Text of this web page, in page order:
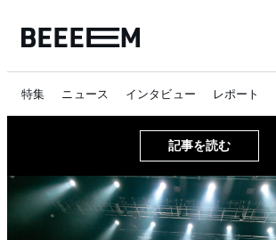
特集 ニュース インタビュー レポート
記事を読む